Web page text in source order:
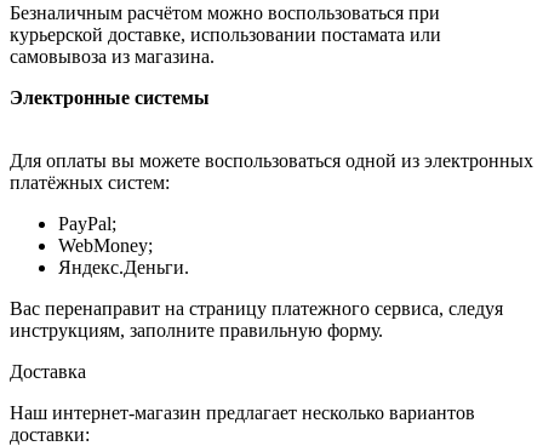
Безналичным расчётом можно воспользоваться при
курьерской доставке, использовании постамата или
самовывоза из магазина.
Электронные системы
Для оплаты вы можете воспользоваться одной из электронных
платёжных систем:
PayPal;
WebMoney;
Яндекс.Деньги.
Вас перенаправит на страницу платежного сервиса, следуя
инструкциям, заполните правильную форму.
Доставка
Наш интернет-магазин предлагает несколько вариантов
доставки: